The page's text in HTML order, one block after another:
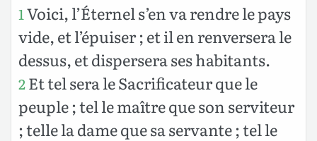
1 Voici, l’Éternel s’en va rendre le pays
vide, et l’épuiser ; et il en renversera le
dessus, et dispersera ses habitants.
2Et tel sera le Sacrificateur que le
peuple ; tel le maître que son serviteur
; telle la dame que sa servante ; tel le